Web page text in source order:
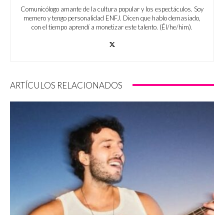
Comunicólogo amante de la cultura popular y los espectáculos. Soy
memero y tengo personalidad ENFJ. Dicen que hablo demasiado,
con el tiempo aprendí a monetizar este talento. (Él/he/him).
ARTÍCULOS RELACIONADOS